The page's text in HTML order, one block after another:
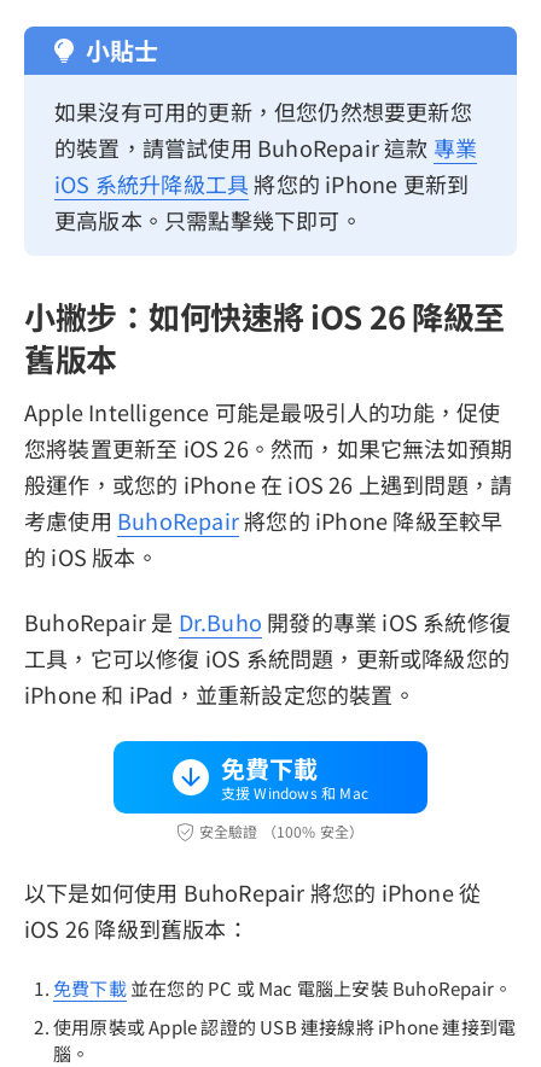
小貼士
如果沒有可用的更新，但您仍然想要更新您
的裝置，請嘗試使用 BuhoRepair 這款 專業
iOS 系統升降級工具將您的 iPhone 更新到
更高版本。只需點擊幾下即可。
小撇步：如何快速將 iOS 26 降級至
舊版本
Apple Intelligence 可能是最吸引人的功能，促使
您將裝置更新至 iOS 26。然而，如果它無法如預期
般運作，或您的 iPhone 在 iOS 26 上遇到問題，請
考慮使用 BuhoRepair將您的 iPhone 降級至較早
的 iOS 版本。
BuhoRepair 是 Dr.Buho 開發的專業 iOS 系統修復
工具，它可以修復 iOS 系統問題，更新或降級您的
iPhone 和 iPad，並重新設定您的裝置。
免費下載
支援 Windows 和 Mac
安全驗證 （100% 安全）
以下是如何使用 BuhoRepair 將您的 iPhone 從
iOS 26 降級到舊版本：
免費下載並在您的 PC 或 Mac 電腦上安裝 BuhoRepair。
使用原裝或 Apple 認證的 USB 連接線將 iPhone 連接到電
腦。